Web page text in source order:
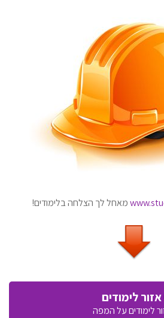
מאחל לך הצלחה בלימודים!
לימודים
לימודים על המפה